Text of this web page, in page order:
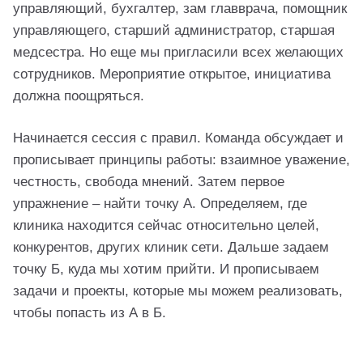
управляющий, бухгалтер, зам главврача, помощник
управляющего, старший администратор, старшая
медсестра. Но еще мы пригласили всех желающих
сотрудников. Мероприятие открытое, инициатива
должна поощряться.
Начинается сессия с правил. Команда обсуждает и
прописывает принципы работы: взаимное уважение,
честность, свобода мнений. Затем первое
упражнение – найти точку А. Определяем, где
клиника находится сейчас относительно целей,
конкурентов, других клиник сети. Дальше задаем
точку Б, куда мы хотим прийти. И прописываем
задачи и проекты, которые мы можем реализовать,
чтобы попасть из А в Б.